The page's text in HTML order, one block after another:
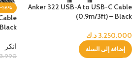
Anker 322 USB-A to USB-C Cable
(0.9m/3ft) – Black
3.250.000 د.ك
إضافة إلى السلة
-56%
انكر
3.990